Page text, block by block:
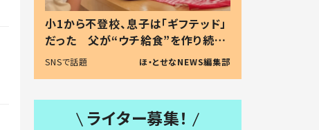
小1から不登校、息子は「ギフテッド」
だった 父が“ウチ給食”を作り続け
る理由とは #令和の親 #令和の子
SNSで話題 ほ・とせなNEWS編集部
ライター募集！